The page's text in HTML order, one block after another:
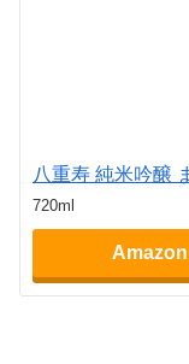
八重寿 純米吟醸
720ml
Amazon